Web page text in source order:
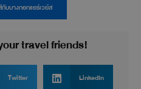
บบางกอกแอร์เวย์ส
travel friends!
Twitter LinkedIn